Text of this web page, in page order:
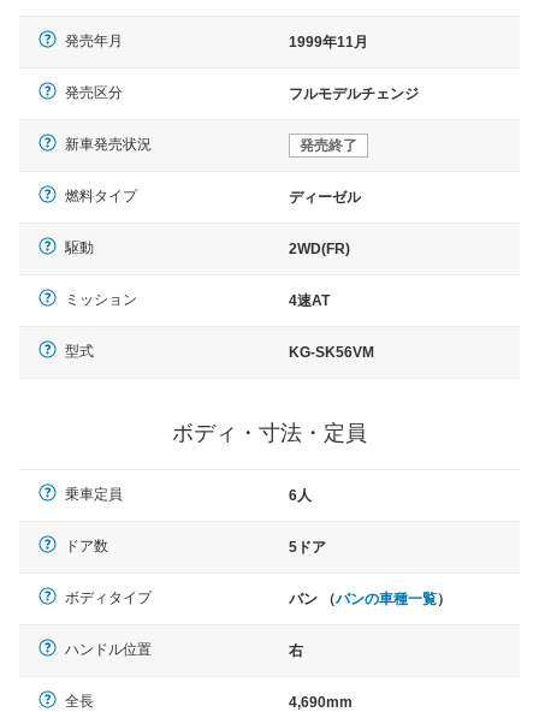
発売年月 1999年11月
発売区分 フルモデルチェンジ
新車発売状況 発売終了
燃料タイプ ディーゼル
駆動 2WD(FR)
ミッション 4速AT
型式 KG-SK56VM
ボディ・寸法・定員
乗車定員 6人
ドア数 5ドア
ボディタイプ バン （バンの車種一覧）
ハンドル位置 右
全長 4,690mm